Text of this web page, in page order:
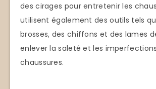
des cirages pour entretenir les
utilisent également des outils tels
brosses, des chiffons et des lames
enlever la saleté et les
chaussures.